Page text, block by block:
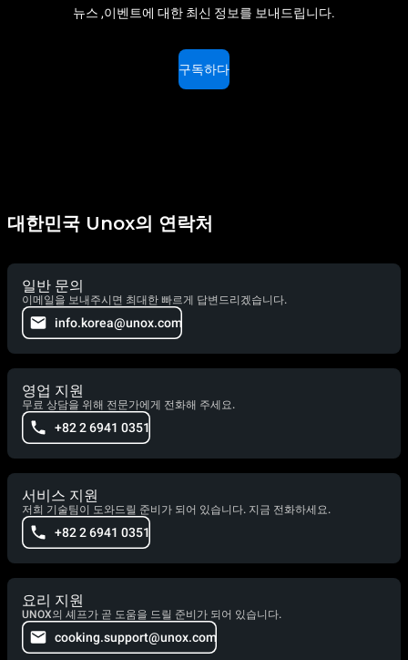
뉴스 ,이벤트에 대한 최신 정보를 보내드립니다.
구독하다
대한민국 Unox의 연락처
일반 문의
이메일을 보내주시면 최대한 빠르게 답변드리겠습니다.
info.korea@unox.com
영업 지원
무료 상담을 위해 전문가에게 전화해 주세요.
+82 2 6941 0351
서비스 지원
저희 기술팀이 도와드릴 준비가 되어 있습니다. 지금 전화하세요.
+82 2 6941 0351
요리 지원
UNOX의 셰프가 곧 도움을 드릴 준비가 되어 있습니다.
cooking.support@unox.com